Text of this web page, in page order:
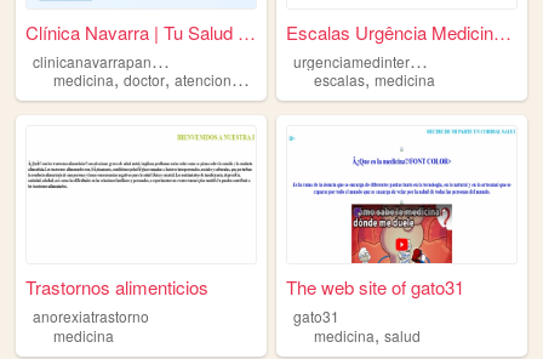
Clínica Navarra | Tu Salud e...
c
linicanavarrapanama
medicina, doctor, atencionmedica chame,coronado
Escalas Urgência Medicina In...
u
rgenciamedinternaulsam2
escalas,medicina
Trastornos alimenticios
anorexiatrastorno
medicina
The web site of gato31
gato31
medicina,salud